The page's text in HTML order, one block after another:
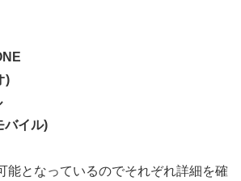
)
バイル)
能となっているのでそれぞれ詳細を確